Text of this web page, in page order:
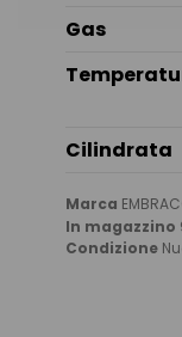
Gas
Cilindrata
Marca
In magazzino
Condizione